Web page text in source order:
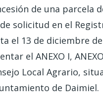
de una parcela
solicitud en el
el 13 de diciembre de
el ANEXO I, ANEXO
Local Agrario,
de Daimiel.